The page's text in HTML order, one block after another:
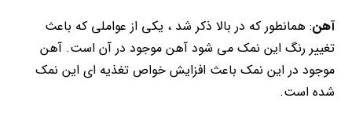
آهن: همانطور که در بالا ذکر شد ، یکی از عواملی که باعث
تغییر رنگ این نمک می شود آهن موجود در آن است. آهن
موجود در این نمک باعث افزایش خواص تغذیه ای این نمک
شده است.